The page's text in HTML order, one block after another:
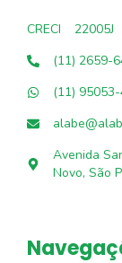
CRECI
22005J
(11) 2659-
(11)
Avenida
Novo, São